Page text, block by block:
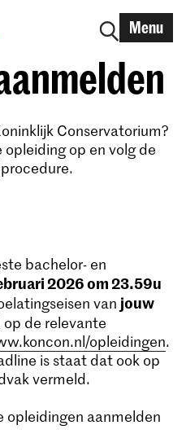
Menu
Conservatorium?
op en volg de
bachelor- en
2026 om 23.59u
van jouw
de relevante
opleidingen.
is staat dat ook op
vermeld.
opleidingen aanmelden